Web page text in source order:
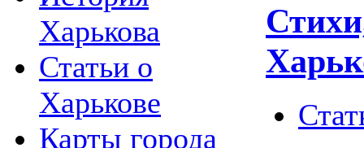
Харькова
Статьи о
Харькове
Карты города